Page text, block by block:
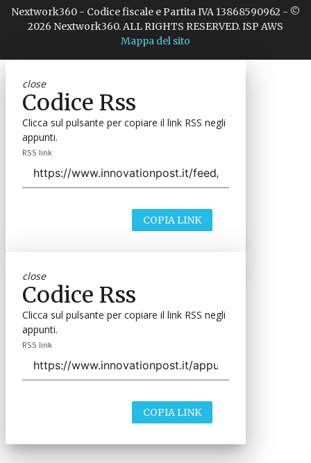
Nextwork360 - Codice fiscale e Partita IVA 13868590962 - ©
2026 Nextwork360. ALL RIGHTS RESERVED. ISP AWS
Mappa del sito
close
Codice Rss
Clicca sul pulsante per copiare il link RSS negli
appunti.
RSS link
COPIA LINK
close
Codice Rss
Clicca sul pulsante per copiare il link RSS negli
appunti.
RSS link
COPIA LINK